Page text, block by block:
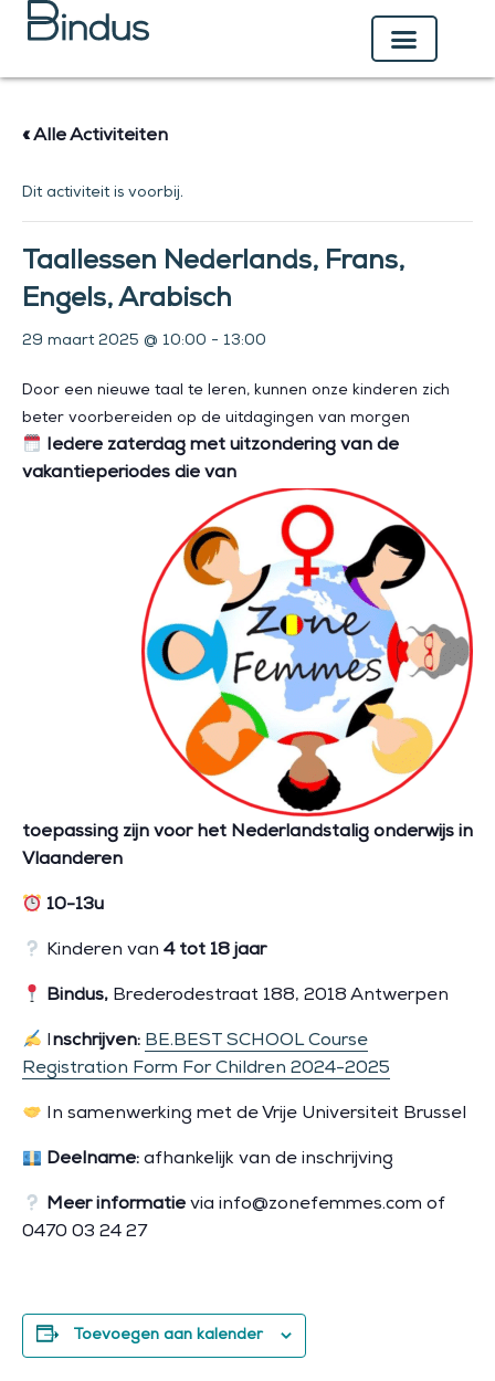
naar
« Alle Activiteiten
Dit activiteit is voorbij.
Taallessen Nederlands, Frans,
Engels, Arabisch
29 maart 2025 @ 10:00 - 13:00
Door een nieuwe taal te leren, kunnen onze kinderen zich
beter voorbereiden op de uitdagingen van morgen
Iedere zaterdag met uitzondering van de
vakantieperiodes die van
toepassing zijn voor het Nederlandstalig onderwijs in
Vlaanderen
10-13u
Kinderen van4 tot 18 jaar
Bindus, Brederodestraat 188, 2018 Antwerpen
Inschrijven: BE.BEST SCHOOL Course
Registration Form For Children 2024-2025
In samenwerking met de Vrije Universiteit Brussel
Deelname: afhankelijk van de inschrijving
Meer informatie via info@zonefemmes.com of
0470 03 24 27
Toevoegen aan kalender